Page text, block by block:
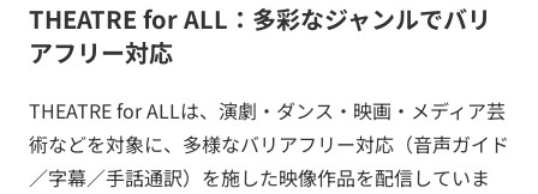
THEATRE for ALL：多彩なジャンルでバリ
アフリー対応
THEATRE for ALLは、演劇・ダンス・映画・メディア芸
術などを対象に、多様なバリアフリー対応（音声ガイド
／字幕／手話通訳）を施した映像作品を配信していま